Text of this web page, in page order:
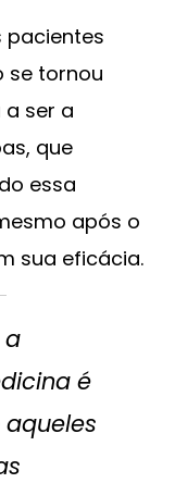
pacientes
se tornou
ser a
que
essa
após o
sua eficácia.
a
é